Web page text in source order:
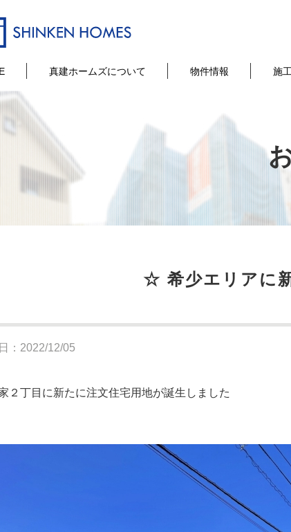
真建ホームズについて 物件情報 施
☆ 希少エリアに
：2022/12/05
２丁目に新たに注文住宅用地が誕生しました